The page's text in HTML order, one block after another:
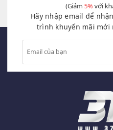
(Giảm 5%với
Hãy nhập email để
trình khuyến mãi